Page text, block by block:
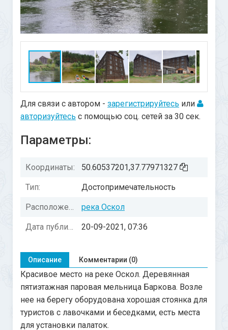
Для связи с автором - зарегистрируйтесь или
авторизуйтесь с помощью соц. сетей за 30 сек.
Параметры:
Координаты: 50.60537201,37.77971327
Тип: Достопримечательность
Расположение: река Оскол
Дата публикации: 20-09-2021, 07:36
Описание Комментарии (0)
Красивое место на реке Оскол. Деревянная
пятиэтажная паровая мельница Баркова. Возле
нее на берегу оборудована хорошая стоянка для
туристов с лавочками и беседками, есть места
для установки палаток.